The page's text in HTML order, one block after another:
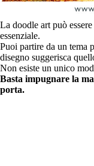
La doodle art può
essenziale.
Puoi partire da un tema
disegno suggerisca
Non esiste un unico
Basta impugnare la
porta.